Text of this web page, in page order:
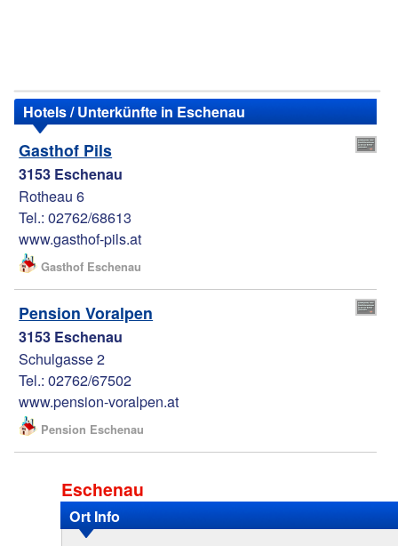
Hotels / Unterkünfte in Eschenau
Gasthof Pils
3153 Eschenau
Rotheau 6
Tel.: 02762/68613
www.gasthof-pils.at
Gasthof Eschenau
Pension Voralpen
3153 Eschenau
Schulgasse 2
Tel.: 02762/67502
www.pension-voralpen.at
Pension Eschenau
Eschenau
Ort Info